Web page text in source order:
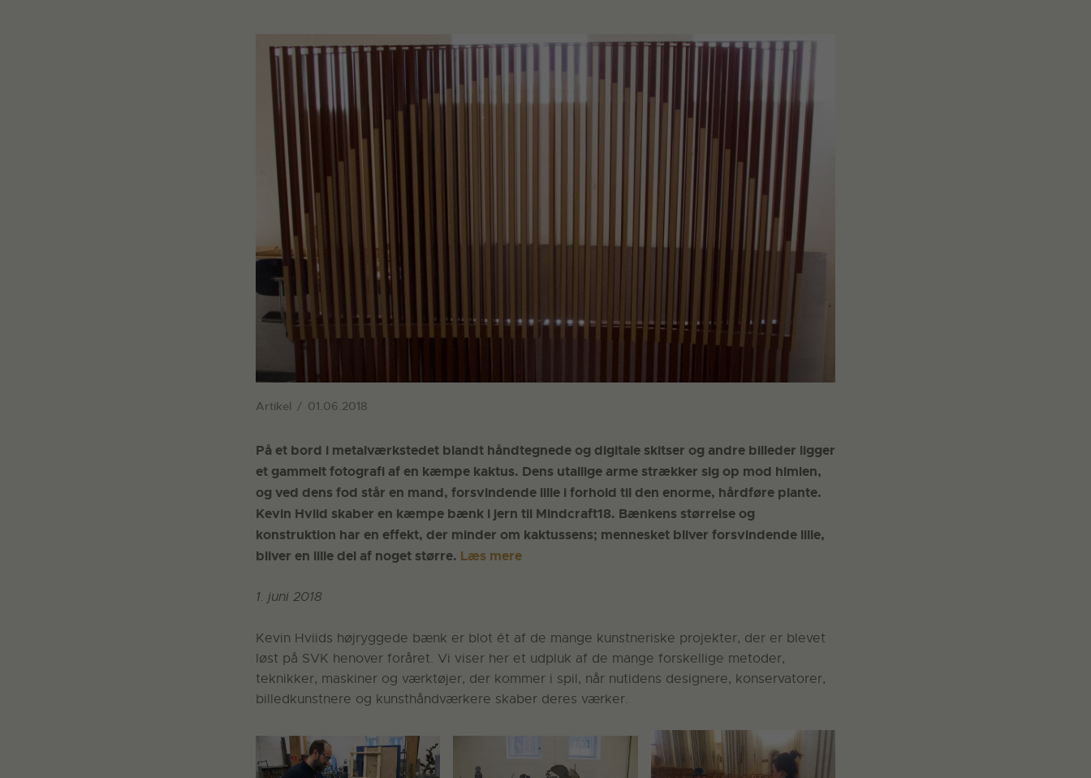
Artikel 01.06.2018
På et bord i metalværkstedet blandt håndtegnede og digitale skitser og andre billeder ligger
et gammelt fotografi af en kæmpe kaktus. Dens utallige arme strækker sig op mod himlen,
og ved dens fod står en mand, forsvindende lille i forhold til den enorme, hårdføre plante.
Kevin Hviid skaber en kæmpe bænk i jern til Mindcraft18. Bænkens størrelse og
konstruktion har en effekt, der minder om kaktussens; mennesket bliver forsvindende lille,
bliver en lille del af noget større. Læs mere
1. juni 2018
Kevin Hviids højryggede bænk er blot ét af de mange kunstneriske projekter, der er blevet
løst på SVK henover foråret. Vi viser her et udpluk af de mange forskellige metoder,
teknikker, maskiner og værktøjer, der kommer i spil, når nutidens designere, konservatorer,
billedkunstnere og kunsthåndværkere skaber deres værker.